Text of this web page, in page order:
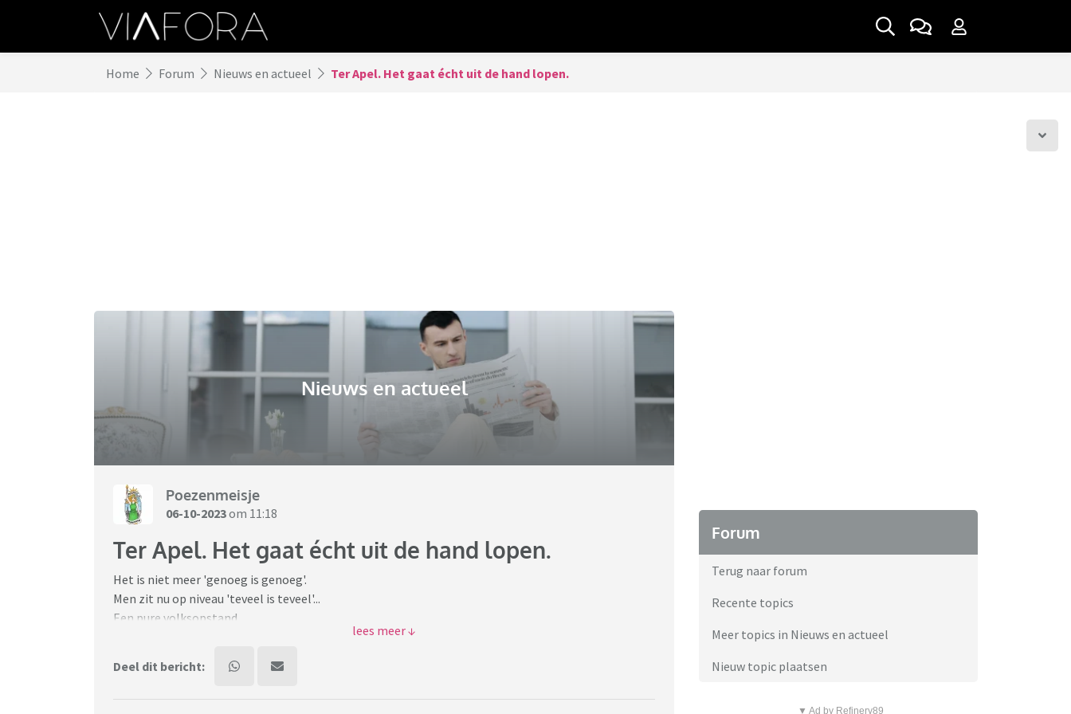
Home Forum Nieuws en actueel Ter Apel. Het gaat écht uit de hand lopen.
Nieuws en actueel
Poezenmeisje
06-10-2023om 11:18
Ter Apel. Het gaat écht uit de hand lopen.
Het is niet meer 'genoeg is genoeg'.
Men zit nu op niveau 'teveel is teveel'...
Een pure volksopstand.
De burgemeester weet ook niet meer wat hij nog kan doen.
Deel dit bericht:
Forum
Terug naar forum
Recente topics
Meer topics in Nieuws en actueel
Nieuw topic plaatsen
▼ Ad by Refinery89